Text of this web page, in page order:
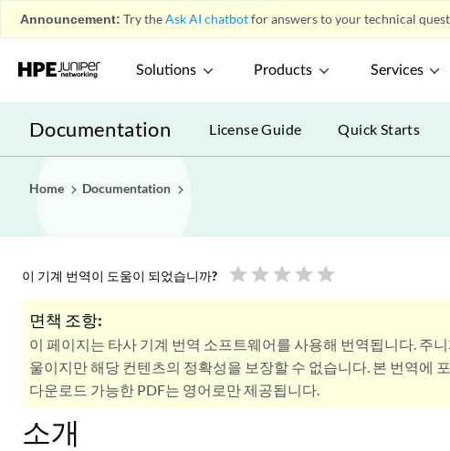
Announcement: Try theAsk AI chatbotfor answers to your technical
Solutions Products Services
Documentation License Guide Quick Starts
Home Documentation
이 기계 번역이 도움이 되었습니까? star star star star star
면책 조항:
이 페이지는 타사 기계 번역 소프트웨어를 사용해 번역됩니다. 주
울이지만 해당 컨텐츠의 정확성을 보장할 수 없습니다. 본 번역에
다운로드 가능한 PDF는 영어로만 제공됩니다.
소개